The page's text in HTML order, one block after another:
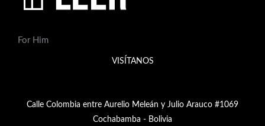
For Him
VISÍTANOS
Calle Colombia entre Aurelio Meleán y Julio Arauco #1069
Cochabamba - Bolivia